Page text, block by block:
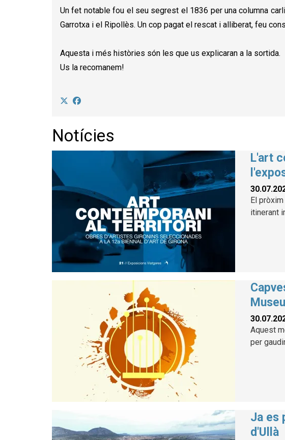
Un fet notable fou el seu segrest el 1836 per una columna
Garrotxa i el Ripollès. Un cop pagat el rescat i alliberat, feu
Aquesta i més històries són les que us explicaran a la sortida.
Us la recomanem!
Notícies
L'art
El
itinerant
Aquest
per
Ja es
d'Ullà